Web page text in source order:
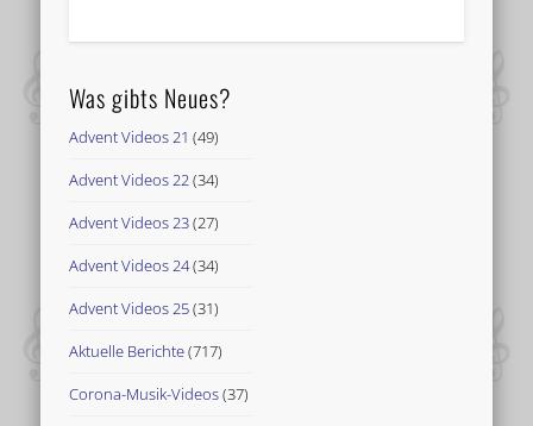
Was gibts Neues?
Advent Videos 21 (49)
Advent Videos 22(34)
Advent Videos 23(27)
Advent Videos 24(34)
Advent Videos 25(31)
Aktuelle Berichte(717)
Corona-Musik-Videos(37)